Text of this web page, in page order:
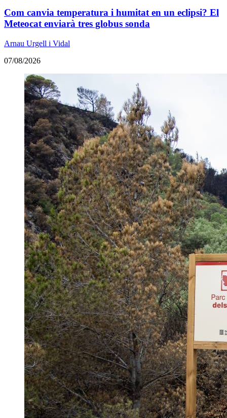
Com canvia temperatura i humitat en un eclipsi? El
Meteocat enviarà tres globus sonda
Arnau Urgell i Vidal
07/08/2026